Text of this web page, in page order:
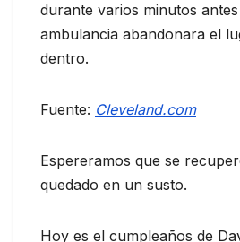
durante varios minutos
ambulancia abandonara el
dentro.
Fuente: Cleveland.com
Espereramos que se
quedado en un susto.
Hoy es el cumpleaños de